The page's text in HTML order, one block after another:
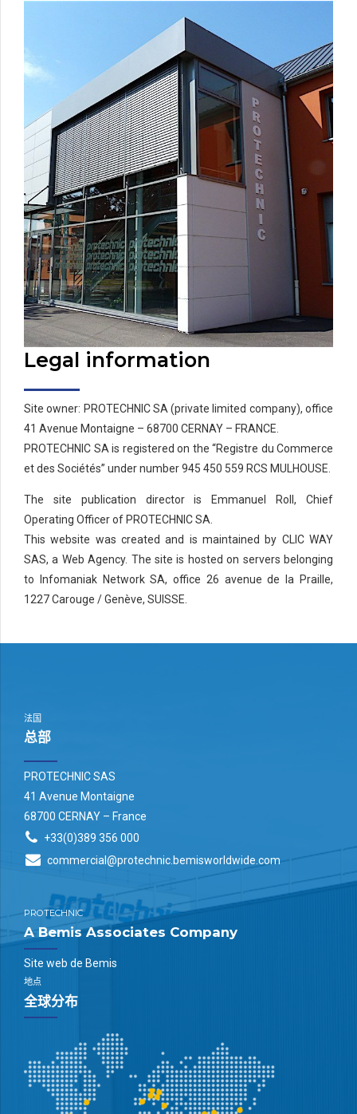
Legal information
Site owner: PROTECHNIC SA (private limited company), office
41 Avenue Montaigne – 68700 CERNAY – FRANCE.
PROTECHNIC SA is registered on the “Registre du Commerce
et des Sociétés” under number 945 450 559 RCS MULHOUSE.
The site publication director is Emmanuel Roll, Chief
Operating Officer of PROTECHNIC SA.
This website was created and is maintained by CLIC WAY
SAS, a Web Agency. The site is hosted on servers belonging
to Infomaniak Network SA, office 26 avenue de la Praille,
1227 Carouge / Genève, SUISSE.
法国
总部
PROTECHNIC SAS
41 Avenue Montaigne
68700 CERNAY – France
+33(0)389 356 000
commercial@protechnic.bemisworldwide.com
PROTECHNIC
A Bemis Associates Company
Site web de Bemis
地点
全球分布